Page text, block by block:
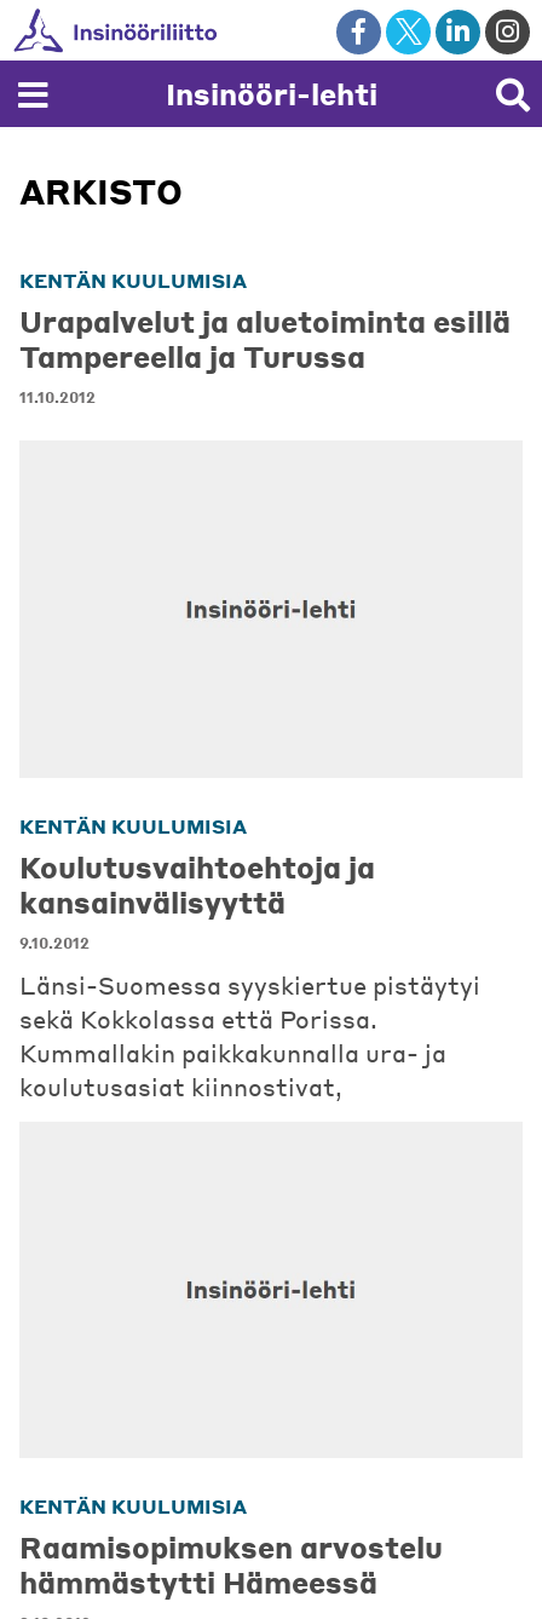
Skip
to
content
Insinööri-lehti
ARKISTO
KENTÄN KUULUMISIA
Urapalvelut ja aluetoiminta esillä
Tampereella ja Turussa
11.10.2012
KENTÄN KUULUMISIA
Koulutusvaihtoehtoja ja
kansainvälisyyttä
9.10.2012
Länsi-Suomessa syyskiertue pistäytyi
sekä Kokkolassa että Porissa.
Kummallakin paikkakunnalla ura- ja
koulutusasiat kiinnostivat,
KENTÄN KUULUMISIA
Raamisopimuksen arvostelu
hämmästytti Hämeessä